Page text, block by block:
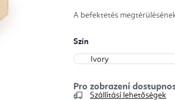
A befektetés
Szín
Szállítási lehetőségek